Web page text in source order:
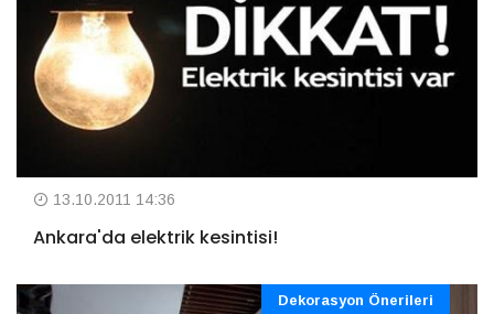
13.10.2011 14:36
Ankara'da elektrik kesintisi!
Dekorasyon Önerileri